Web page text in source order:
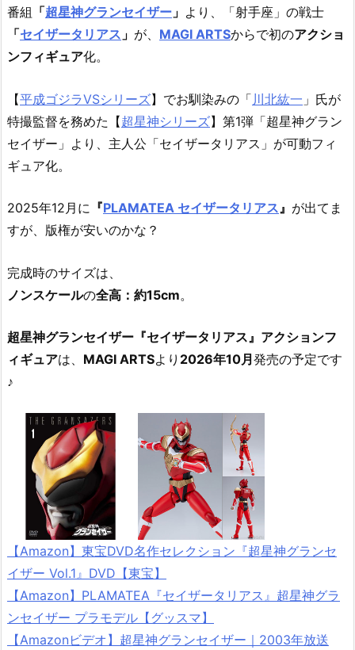
番組 「超星神グランセイザー 」 より、「射手座」の戦士
「セイザータリアス 」 が、 MAGI ARTSからで初のアクショ
ンフィギュア化。
【平成ゴジラVSシリーズ】でお馴染みの「 川北紘一 」氏が
特撮監督を務めた【超星神シリーズ】第1弾「超星神グラン
セイザー」より、主人公「セイザータリアス」が可動フィ
ギュア化。
2025年12月に 『PLAMATEA セイザータリアス』 が出てま
すが、版権が安いのかな？
完成時のサイズは、
ノンスケールの全高：約15cm。
超星神グランセイザー『セイザータリアス』アクションフ
ィギュアは、 MAGI ARTSより 2026年10月 発売の予定です
♪
【Amazon】東宝DVD名作セレクション『超星神グランセ
イザー Vol.1』DVD【東宝】
【Amazon】PLAMATEA『セイザータリアス』超星神グラ
ンセイザー プラモデル【グッスマ】
【Amazonビデオ】超星神グランセイザー｜2003年放送